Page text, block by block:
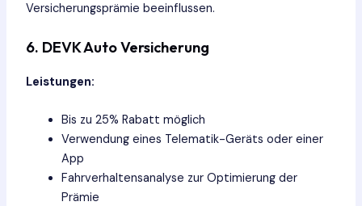
Versicherungsprämie beeinflussen.
6. DEVK Auto Versicherung
Leistungen:
Bis zu 25% Rabatt möglich
Verwendung eines Telematik-Geräts oder einer
App
Fahrverhaltensanalyse zur Optimierung der
Prämie